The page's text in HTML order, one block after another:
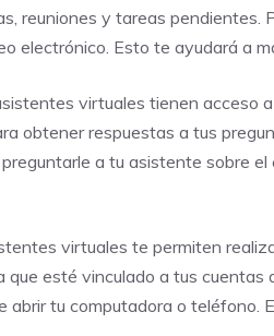
reuniones y tareas pendientes.
electrónico. Esto te ayudará a
virtuales tienen acceso
obtener respuestas a tus
a tu asistente sobre
virtuales te permiten
esté vinculado a tus cuentas
abrir tu computadora o teléfono.